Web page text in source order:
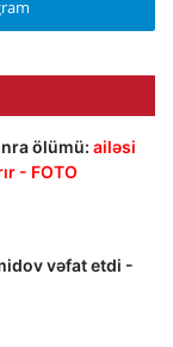
ölümü: ailəsi
- FOTO
vəfat etdi -